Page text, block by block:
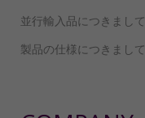
並行輸入品につきまして
製品の仕様につきまして